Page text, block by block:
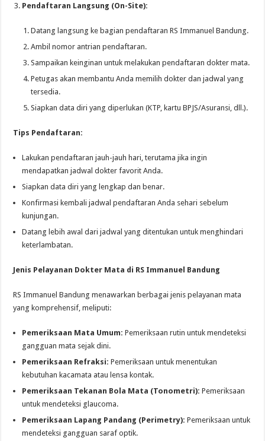
Pendaftaran Langsung (On-Site):
Datang langsung ke bagian pendaftaran RS Immanuel Bandung.
Ambil nomor antrian pendaftaran.
Sampaikan keinginan untuk melakukan pendaftaran dokter mata.
Petugas akan membantu Anda memilih dokter dan jadwal yang
tersedia.
Siapkan data diri yang diperlukan (KTP, kartu BPJS/Asuransi, dll.).
Tips Pendaftaran:
Lakukan pendaftaran jauh-jauh hari, terutama jika ingin
mendapatkan jadwal dokter favorit Anda.
Siapkan data diri yang lengkap dan benar.
Konfirmasi kembali jadwal pendaftaran Anda sehari sebelum
kunjungan.
Datang lebih awal dari jadwal yang ditentukan untuk menghindari
keterlambatan.
Jenis Pelayanan Dokter Mata di RS Immanuel Bandung
RS Immanuel Bandung menawarkan berbagai jenis pelayanan mata
yang komprehensif, meliputi:
Pemeriksaan Mata Umum: Pemeriksaan rutin untuk mendeteksi
gangguan mata sejak dini.
Pemeriksaan Refraksi: Pemeriksaan untuk menentukan
kebutuhan kacamata atau lensa kontak.
Pemeriksaan Tekanan Bola Mata (Tonometri): Pemeriksaan
untuk mendeteksi glaucoma.
Pemeriksaan Lapang Pandang (Perimetry): Pemeriksaan untuk
mendeteksi gangguan saraf optik.